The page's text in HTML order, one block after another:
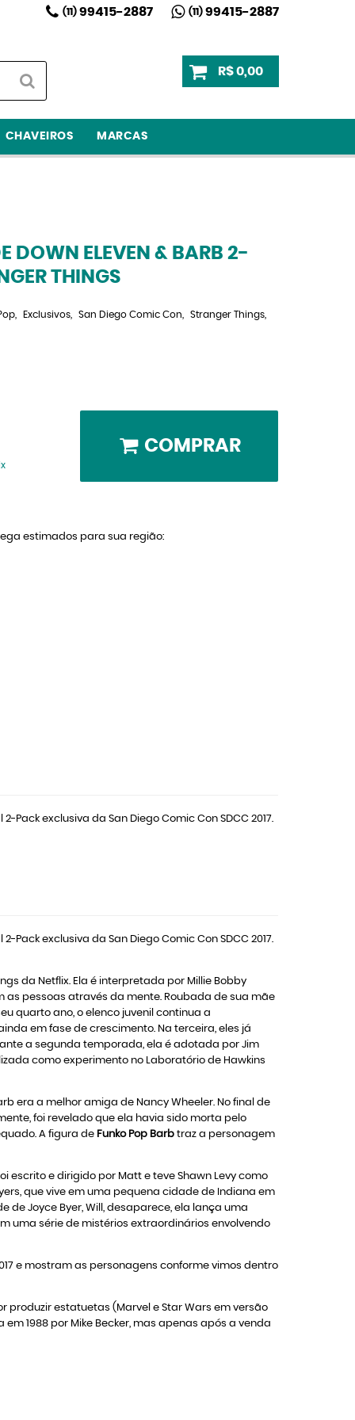
(11)99415-2887 (11)99415-2887
R$ 0,00
CHAVEIROS MARCAS
DOWN ELEVEN & BARB 2-
THINGS
Exclusivos San Diego Comic Con
Stranger Things
COMPRAR
estimados para sua região:
exclusiva da San Diego Comic Con SDCC 2017.
exclusiva da San Diego Comic Con SDCC 2017.
da Netflix. Ela é interpretada por Millie Bobby
as pessoas através da mente. Roubada de sua mãe
quarto ano, o elenco juvenil continua a
em fase de crescimento. Na terceira, eles já
a segunda temporada, ela é adotada por Jim
como experimento no Laboratório de Hawkins
era a melhor amiga de Nancy Wheeler. No final de
foi revelado que ela havia sido morta pelo
A figura de Funko Pop Barb traz a personagem
escrito e dirigido por Matt e teve Shawn Levy como
que vive em uma pequena cidade de Indiana em
de Joyce Byer, Will, desaparece, ela lança uma
uma série de mistérios extraordinários envolvendo
e mostram as personagens conforme vimos dentro
estatuetas (Marvel e Star Wars em versão
em 1988 por Mike Becker, mas apenas após a venda